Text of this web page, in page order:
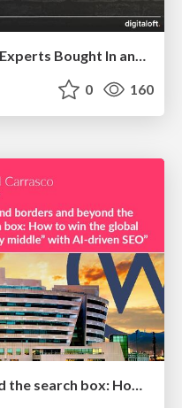
How to Get Subject Matter Experts Bought In and Actively Contributing to SEO & PR Initiatives.
0 160
Beyond borders and beyond the search box: How to win the global "messy middle" with AI-driven SEO